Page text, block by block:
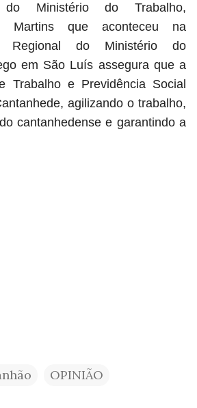
do Ministério do Trabalho,
Martins que aconteceu na
Regional do Ministério do
em São Luís assegura quea
Trabalho e Previdência Social
agilizando o trabalho,
cantanhedense e garantindo a
OPINIÃO